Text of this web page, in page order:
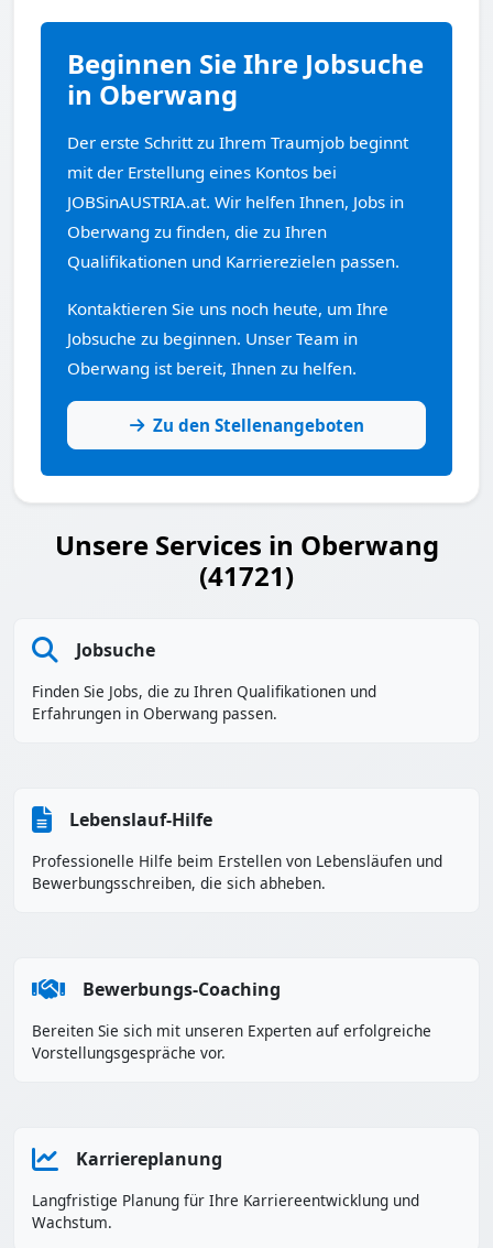
Beginnen Sie Ihre Jobsuche
in Oberwang
Der erste Schritt zu Ihrem Traumjob beginnt
mit der Erstellung eines Kontos bei
JOBSinAUSTRIA.at. Wir helfen Ihnen, Jobs in
Oberwang zu finden, die zu Ihren
Qualifikationen und Karrierezielen passen.
Kontaktieren Sie uns noch heute, um Ihre
Jobsuche zu beginnen. Unser Team in
Oberwang ist bereit, Ihnen zu helfen.
Zu den Stellenangeboten
Unsere Services in Oberwang
(41721)
Jobsuche
Finden Sie Jobs, die zu Ihren Qualifikationen und
Erfahrungen in Oberwang passen.
Lebenslauf-Hilfe
Professionelle Hilfe beim Erstellen von Lebensläufen und
Bewerbungsschreiben, die sich abheben.
Bewerbungs-Coaching
Bereiten Sie sich mit unseren Experten auf erfolgreiche
Vorstellungsgespräche vor.
Karriereplanung
Langfristige Planung für Ihre Karriereentwicklung und
Wachstum.